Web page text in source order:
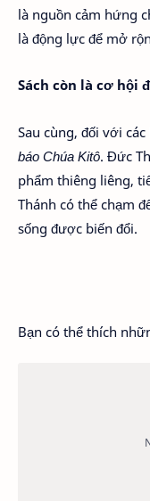
là nguồn cảm hứng
là động lực để mở
Sách còn là cơ hội
Sau cùng, đối với
báo Chúa Kitô. Đức
phẩm thiêng liêng,
Thánh có thể chạm
sống được biến đổi.
Bạn có thể thích